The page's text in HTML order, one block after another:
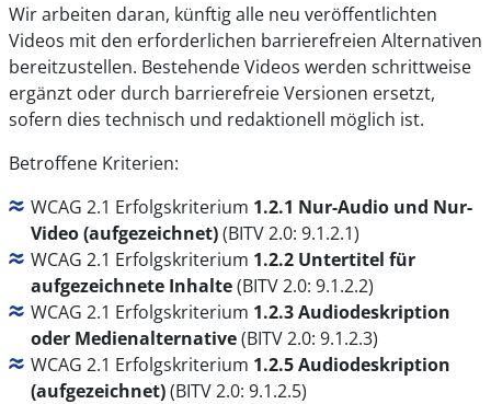
Wir arbeiten daran, künftig alle neu veröffentlichten
Videos mit den erforderlichen barrierefreien Alternativen
bereitzustellen. Bestehende Videos werden schrittweise
ergänzt oder durch barrierefreie Versionen ersetzt,
sofern dies technisch und redaktionell möglich ist.
Betroffene Kriterien:
WCAG 2.1 Erfolgskriterium 1.2.1 Nur-Audio und Nur-
Video (aufgezeichnet)(BITV 2.0: 9.1.2.1)
WCAG 2.1 Erfolgskriterium 1.2.2 Untertitel für
aufgezeichnete Inhalte(BITV 2.0: 9.1.2.2)
WCAG 2.1 Erfolgskriterium 1.2.3 Audiodeskription
oder Medienalternative(BITV 2.0: 9.1.2.3)
WCAG 2.1 Erfolgskriterium 1.2.5 Audiodeskription
(aufgezeichnet)(BITV 2.0: 9.1.2.5)